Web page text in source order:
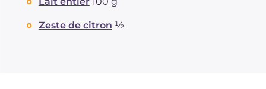
Zeste de citron ½